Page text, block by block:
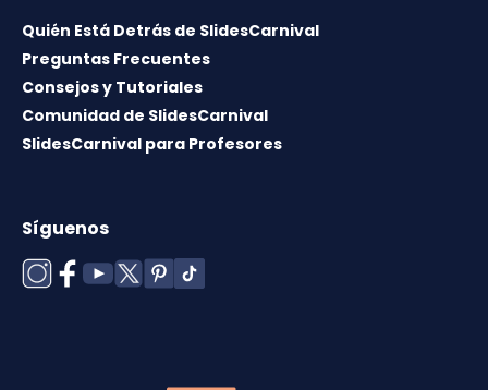
Quién Está Detrás de SlidesCarnival
Preguntas Frecuentes
Consejos y Tutoriales
Comunidad de SlidesCarnival
SlidesCarnival para Profesores
Síguenos